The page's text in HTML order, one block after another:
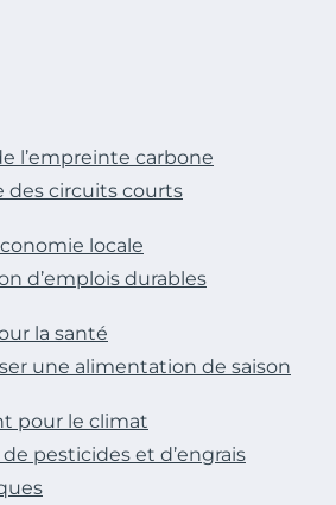
l’empreinte carbone
des circuits courts
locale
d’emplois durables
la santé
une alimentation de saison
pour le climat
pesticides et d’engrais